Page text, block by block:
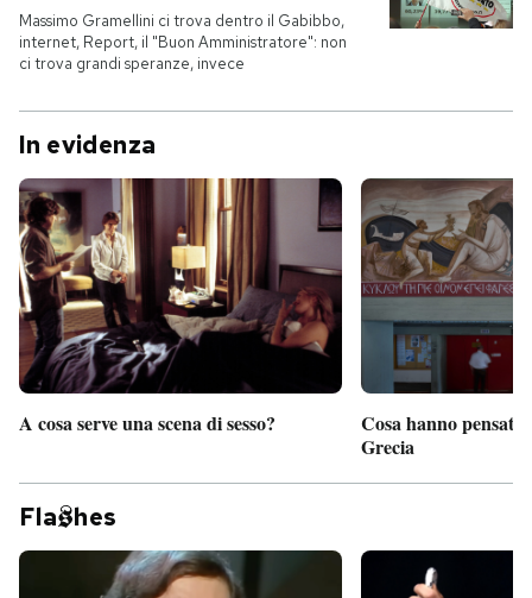
Massimo Gramellini ci trova dentro il Gabibbo,
internet, Report, il "Buon Amministratore": non
ci trova grandi speranze, invece
In evidenza
A cosa serve una scena di sesso?
Cosa hanno pensato
Grecia
Fla hes